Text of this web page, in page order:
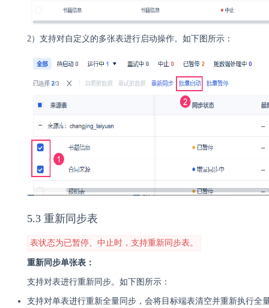
2） 支持对自定义的多张表进行启动操作。如下图所示：
5.3 重新同步表
表状态为已暂停、中止时，支持重新同步表。
重新同步单张表：
支持对表进行重新同步。如下图所示：
支持对单表进行重新全量同步，会将目标端表清空并重新执行全